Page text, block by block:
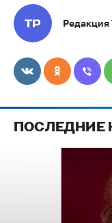
Редакция
ПОСЛЕДНИЕ